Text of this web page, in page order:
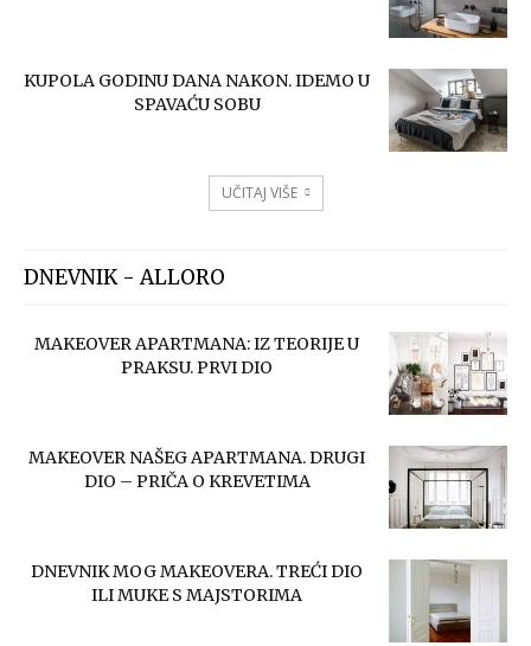
KUPOLA GODINU DANA NAKON. IDEMO U
SPAVAĆU SOBU
UČITAJ VIŠE
DNEVNIK - ALLORO
MAKEOVER APARTMANA: IZ TEORIJE U
PRAKSU. PRVI DIO
MAKEOVER NAŠEG APARTMANA. DRUGI
DIO – PRIČA O KREVETIMA
DNEVNIK MOG MAKEOVERA. TREĆI DIO
ILI MUKE S MAJSTORIMA